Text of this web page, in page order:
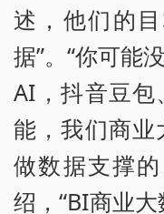
述，他们的
据”。“你可能
AI，抖音豆包
能，我们商
做数据支撑
绍，“BI商业